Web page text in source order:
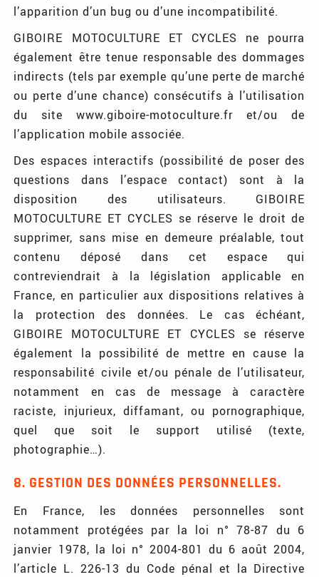
l’apparition d’un bug ou d’une incompatibilité.
GIBOIRE MOTOCULTURE ET CYCLES ne pourra
également être tenue responsable des dommages
indirects (tels par exemple qu’une perte de marché
ou perte d’une chance) consécutifs à l’utilisation
du site www.giboire-motoculture.fr et/ou de
l’application mobile associée.
Des espaces interactifs (possibilité de poser des
questions dans l’espace contact) sont à la
disposition des utilisateurs. GIBOIRE
MOTOCULTURE ET CYCLES se réserve le droit de
supprimer, sans mise en demeure préalable, tout
contenu déposé dans cet espace qui
contreviendrait à la législation applicable en
France, en particulier aux dispositions relatives à
la protection des données. Le cas échéant,
GIBOIRE MOTOCULTURE ET CYCLES se réserve
également la possibilité de mettre en cause la
responsabilité civile et/ou pénale de l’utilisateur,
notamment en cas de message à caractère
raciste, injurieux, diffamant, ou pornographique,
quel que soit le support utilisé (texte,
photographie…).
8. GESTION DES DONNÉES PERSONNELLES.
En France, les données personnelles sont
notamment protégées par la loi n° 78-87 du 6
janvier 1978, la loi n° 2004-801 du 6 août 2004,
l’article L. 226-13 du Code pénal et la Directive